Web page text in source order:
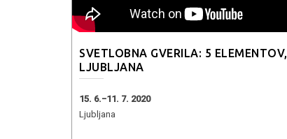
SVETLOBNA GVERILA: 5 ELEMENTOV,
LJUBLJANA
15. 6.−11. 7. 2020
Ljubljana